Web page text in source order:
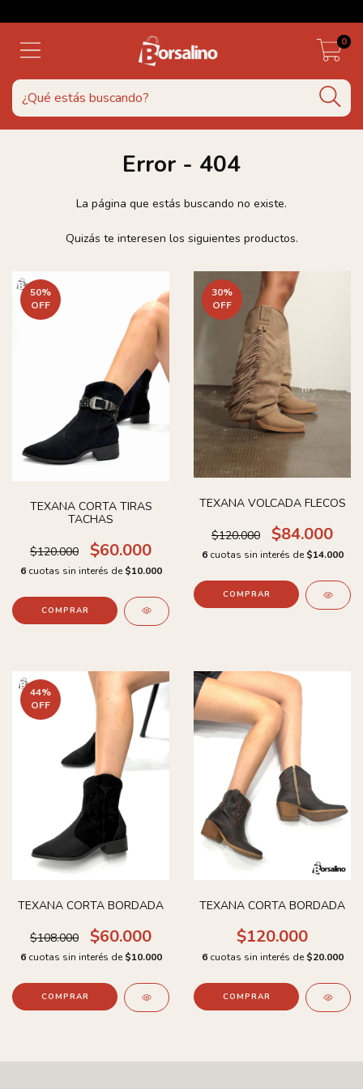
0
Error - 404
La página que estás buscando no existe.
Quizás te interesen los siguientes productos.
50%
OFF
TEXANA CORTA TIRAS
TACHAS
$120.000 $60.000
6 cuotas sin interés de $10.000
COMPRAR
30%
OFF
TEXANA VOLCADA FLECOS
$120.000 $84.000
6 cuotas sin interés de $14.000
COMPRAR
44%
OFF
TEXANA CORTA BORDADA
$108.000 $60.000
6 cuotas sin interés de $10.000
COMPRAR
TEXANA CORTA BORDADA
$120.000
6 cuotas sin interés de $20.000
COMPRAR